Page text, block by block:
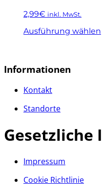
Die
Optionen
können
gewählt
2,99€ inkl. MwSt.
Ausführung wählen
Informationen
Kontakt
Standorte
Impressum
Cookie Richtlinie